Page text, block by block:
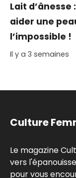
Lait
aider une
l’impossible !
Il y a 3 semaines
Culture
Le magazine
vers
pour vous